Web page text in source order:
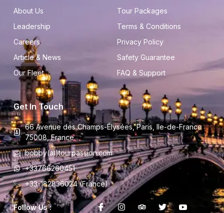
About Us
Leadership
Careers
Article & News
Our Fleet
Tour Packages
Terms & Conditions
Privacy Policy
Safety Guarantee
FAQ & Support
Get In Touch
66 Avenue des Champs-Élysées, Paris, Ile-de-France
75008, France.
bobby(at)tourpassion.com
+33766260451
+33-182836024 (France)
Follow Us :